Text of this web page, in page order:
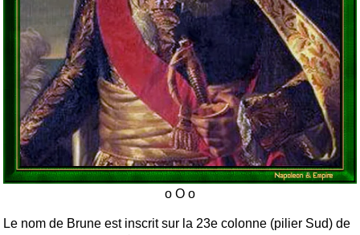
Le nom de Brune est inscrit sur la 23e colonne (pilier Sud) de